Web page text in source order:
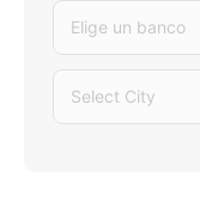
Elige un banco
Select City